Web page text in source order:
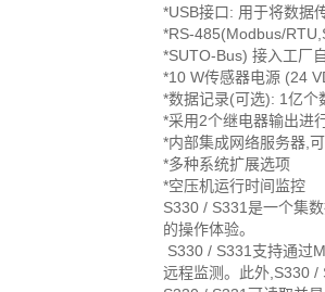
*USB接口: 用于将数据
*RS-485(Modbus/
*SUTO-Bus) 接入工厂
*10 W传感器电源 (24
*数据记录(可选): 1亿个
*采用2个继电器输出进
*内部集成网络服务器,
*多种系统扩展选项
*空压机运行时间监控
S330 / S331是一个集
的操作体验。
S330 / S331支持通过
远程监测。此外,S330 /